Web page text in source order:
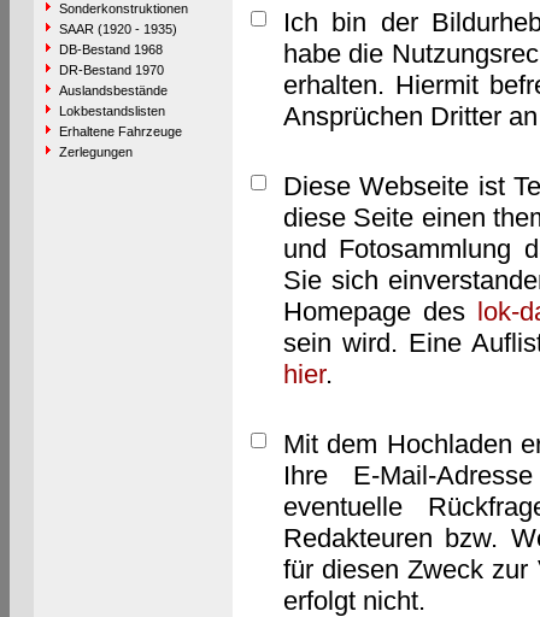
Sonderkonstruktionen
SAAR (1920 - 1935)
DB-Bestand 1968
DR-Bestand 1970
Auslandsbestände
Lokbestandslisten
Erhaltene Fahrzeuge
Zerlegungen
Ich bin der
habe die
erhalten. Hiermit
Ansprüchen Dritter
Diese Webseite ist
diese Seite einen
und Fotosammlung
Sie sich
Homepage des lok-
sein wird. Eine
hier.
Mit dem Hochladen
Ihre E-Mail-
eventuelle
Redakteuren bzw.
für diesen Zweck zur
erfolgt nicht.